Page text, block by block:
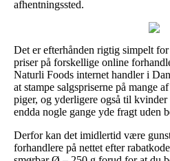
afhentningssted.
Det er efterhånden rigtig simpelt
priser på forskellige online
Naturli Foods internet handler i
at stampe salgspriserne på mange
piger, og yderligere også til
endda nogle gange yde fragt uden
Derfor kan det imidlertid være
forhandlere på nettet efter